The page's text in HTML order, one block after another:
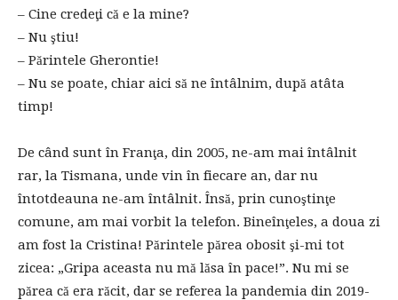
– Cine credeţi că e la mine?
– Nu ştiu!
– Părintele Gherontie!
– Nu se poate, chiar aici să ne întâlnim, după atâta
timp!
De când sunt în Franţa, din 2005, ne-am mai întâlnit
rar, la Tismana, unde vin în fiecare an, dar nu
întotdeauna ne-am întâlnit. Însă, prin cunoştinţe
comune, am mai vorbit la telefon. Bineînţeles, a doua zi
am fost la Cristina! Părintele părea obosit şi-mi tot
zicea: „Gripa aceasta nu mă lăsa în pace!”. Nu mi se
părea că era răcit, dar se referea la pandemia din 2019-